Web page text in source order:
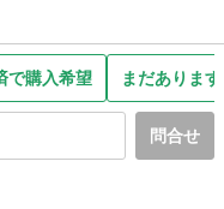
で購入希望 まだありま
問合せ